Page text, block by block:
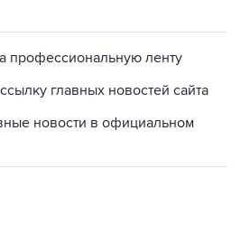
профессиональную ленту
главных новостей сайта
новости в официальном